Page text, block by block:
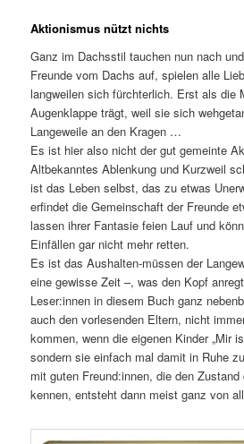
Aktionismus nützt nichts
Ganz im Dachsstil tauchen nun nach
Freunde vom Dachs auf, spielen alle
langweilen sich fürchterlich. Erst als die
Augenklappe trägt, weil sie sich
Langeweile an den Kragen …
Es ist hier also nicht der gut gemeinte
Altbekanntes Ablenkung und Kurzweil
ist das Leben selbst, das zu etwas
erfindet die Gemeinschaft der Freunde
lassen ihrer Fantasie feien Lauf und
Einfällen gar nicht mehr retten.
Es ist das Aushalten-müssen der
eine gewisse Zeit –, was den Kopf
Leser:innen in diesem Buch ganz
auch den vorlesenden Eltern, nicht
kommen, wenn die eigenen Kinder „Mir
sondern sie einfach mal damit in Ruhe
mit guten Freund:innen, die den
kennen, entsteht dann meist ganz von